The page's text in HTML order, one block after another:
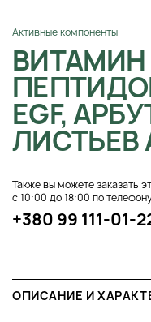
Активные компоненты
ВИТАМИН
EGF,
ЛИСТЬЕВ
Также вы можете заказать
с 10:00 до 18:00 по
+380 99 111-01-
ОПИСАНИЕ И